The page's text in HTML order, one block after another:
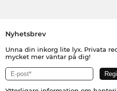
Nyhetsbrev
Unna din inkorg lite lyx. Privata
mycket mer väntar på dig!